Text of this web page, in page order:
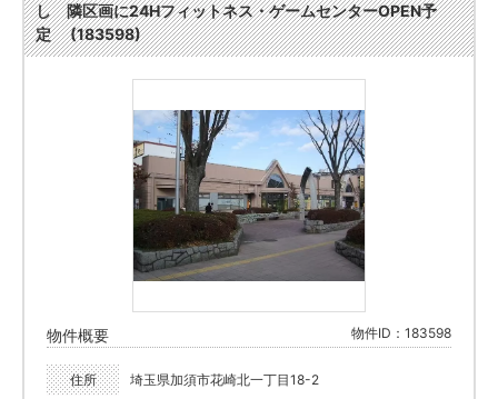
し 隣区画に24Hフィットネス・ゲームセンターOPEN予
定 (183598)
物件概要 物件ID：183598
住所 埼玉県加須市花崎北一丁目18-2